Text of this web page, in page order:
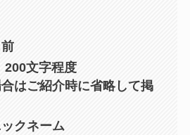
200文字程度
はご紹介時に省略して掲
クネーム